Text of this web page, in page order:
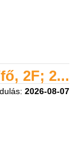
2F; 2...
2026-08-07